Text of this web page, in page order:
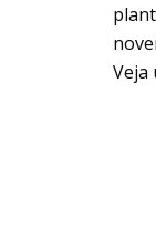
Veja